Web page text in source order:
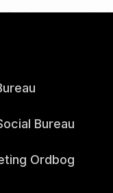
Bureau
Ordbog